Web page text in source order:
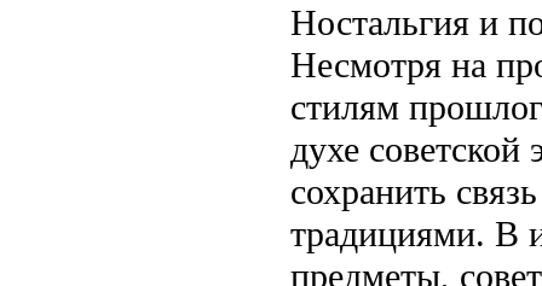
Ностальгия и
Несмотря на
стилям
духе
сохранить
традициями. В
предметы,